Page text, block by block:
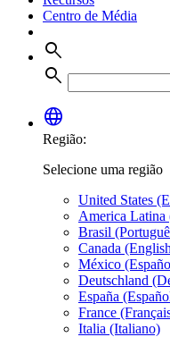
Centro de Média
search
search
language
Região:
Selecione uma região
United States
America Latina
Brasil
Canada
México
Deutschland
España
France
Italia (Italiano)